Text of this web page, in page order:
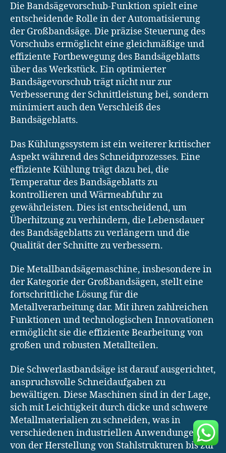
Die Bandsägevorschub-Funktion spielt eine
entscheidende Rolle in der Automatisierung
der Großbandsäge. Die präzise Steuerung des
Vorschubs ermöglicht eine gleichmäßige und
effiziente Fortbewegung des Bandsägeblatts
über das Werkstück. Ein optimierter
Bandsägevorschub trägt nicht nur zur
Verbesserung der Schnittleistung bei, sondern
minimiert auch den Verschleiß des
Bandsägeblatts.
Das Kühlungssystem ist ein weiterer kritischer
Aspekt während des Schneidprozesses. Eine
effiziente Kühlung trägt dazu bei, die
Temperatur des Bandsägeblatts zu
kontrollieren und Wärmeabfuhr zu
gewährleisten. Dies ist entscheidend, um
Überhitzung zu verhindern, die Lebensdauer
des Bandsägeblatts zu verlängern und die
Qualität der Schnitte zu verbessern.
Die Metallbandsägemaschine, insbesondere in
der Kategorie der Großbandsägen, stellt eine
fortschrittliche Lösung für die
Metallverarbeitung dar. Mit ihren zahlreichen
Funktionen und technologischen Innovationen
ermöglicht sie die effiziente Bearbeitung von
großen und robusten Metallteilen.
Die Schwerlastbandsäge ist darauf ausgerichtet,
anspruchsvolle Schneidaufgaben zu
bewältigen. Diese Maschinen sind in der Lage,
sich mit Leichtigkeit durch dicke und schwere
Metallmaterialien zu schneiden, was in
verschiedenen industriellen Anwendungen,
von der Herstellung von Stahlstrukturen bis zur